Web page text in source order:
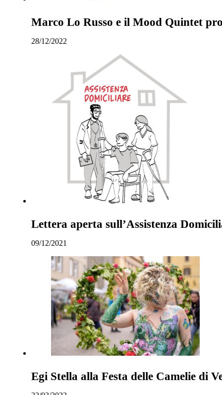
Marco Lo Russo e il Mood Quintet
28/12/2022
Lettera aperta sull’Assistenza
09/12/2021
Egi Stella alla Festa delle Camelie di